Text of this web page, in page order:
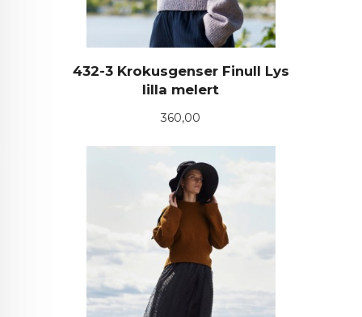
432-3 Krokusgenser Finull Lys
lilla melert
Pris
360,00